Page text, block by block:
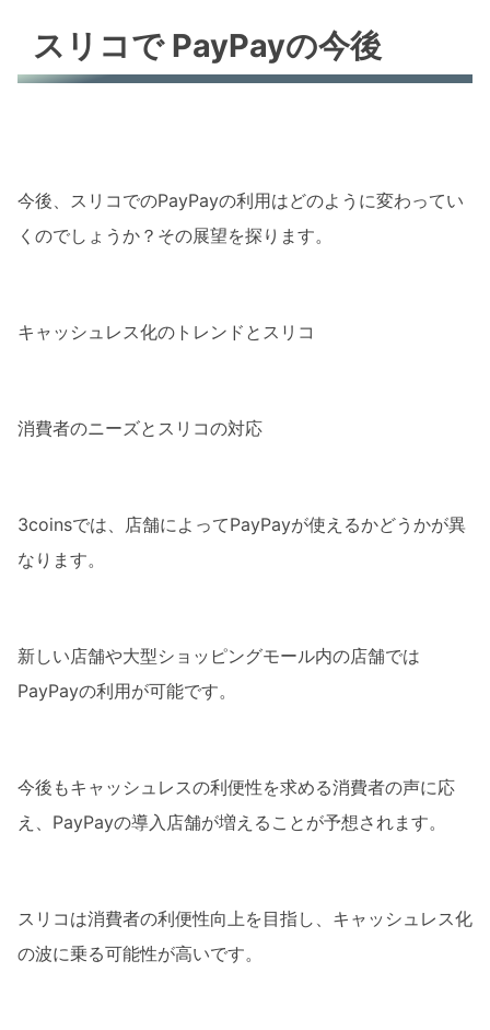
スリコで PayPayの今後
今後、スリコでのPayPayの利用はどのように変わってい
くのでしょうか？その展望を探ります。
キャッシュレス化のトレンドとスリコ
消費者のニーズとスリコの対応
3coinsでは、店舗によってPayPayが使えるかどうかが異
なります。
新しい店舗や大型ショッピングモール内の店舗では
PayPayの利用が可能です。
今後もキャッシュレスの利便性を求める消費者の声に応
え、PayPayの導入店舗が増えることが予想されます。
スリコは消費者の利便性向上を目指し、キャッシュレス化
の波に乗る可能性が高いです。